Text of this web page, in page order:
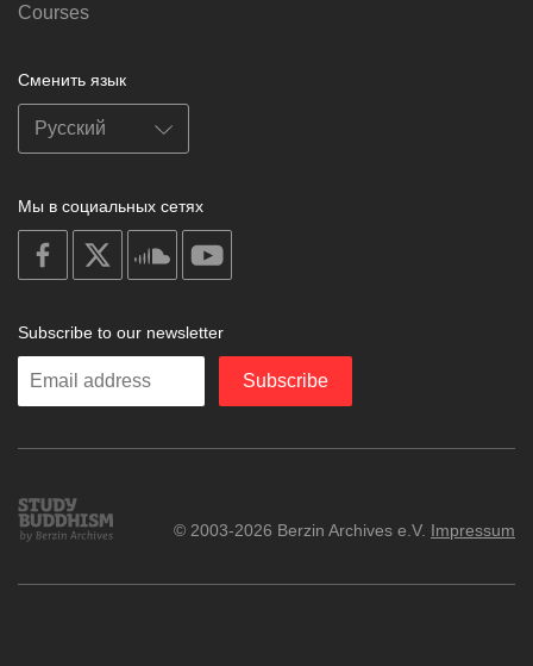
Courses
Сменить язык
Мы в социальных сетях
on
facebook
soundcloud
Subscribe to our newsletter
Enter
Subscribe
Study
Buddhism
© 2003-2026 Berzin Archives e.V. Impressum